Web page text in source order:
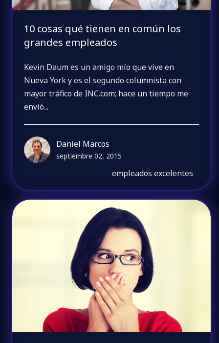
10 cosas qué tienen en común los
grandes empleados
Kevin Daum es un amigo mío que vive en
Nueva York y es el segundo columnista con
mayor tráfico de INC.com; hace un tiempo me
envió...
Daniel Marcos
septiembre 02, 2015
empleados excelentes